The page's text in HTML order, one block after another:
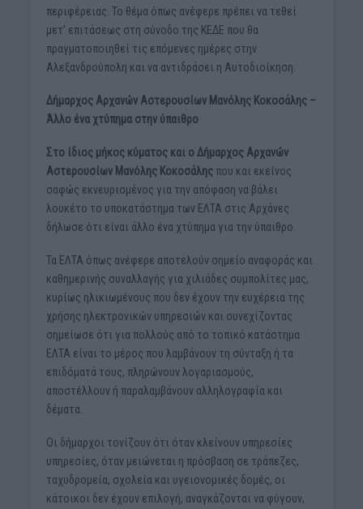
περιφέρειας. Το θέμα όπως ανέφερε πρέπει να τεθεί
μετ’ επιτάσεως στη σύνοδο της ΚΕΔΕ που θα
πραγματοποιηθεί τις επόμενες ημέρες στην
Αλεξανδρούπολη και να αντιδράσει η Αυτοδιοίκηση.
Δήμαρχος Αρχανών Αστερουσίων Μανόλης Κοκοσάλης –
Άλλο ένα χτύπημα στην ύπαιθρο
Στο ίδιος μήκος κύματος και ο Δήμαρχος Αρχανών
Αστερουσίων Μανόλης Κοκοσάλης που και εκείνος
σαφώς εκνευρισμένος για την απόφαση να βάλει
λουκέτο το υποκατάστημα των ΕΛΤΑ στις Αρχάνες
δήλωσε ότι είναι άλλο ένα χτύπημα για την ύπαιθρο.
Τα ΕΛΤΑ όπως ανέφερε αποτελούν σημείο αναφοράς και
καθημερινής συναλλαγής για χιλιάδες συμπολίτες μας,
κυρίως ηλικιωμένους που δεν έχουν την ευχέρεια της
χρήσης ηλεκτρονικών υπηρεσιών και συνεχίζοντας
σημείωσε ότι για πολλούς από το τοπικό κατάστημα
ΕΛΤΑ είναι το μέρος που λαμβάνουν τη σύνταξη ή τα
επιδόματά τους, πληρώνουν λογαριασμούς,
αποστέλλουν ή παραλαμβάνουν αλληλογραφία και
δέματα.
Οι δήμαρχοι τονίζουν ότι όταν κλείνουν υπηρεσίες
υπηρεσίες, όταν μειώνεται η πρόσβαση σε τράπεζες,
ταχυδρομεία, σχολεία και υγειονομικές δομές, οι
κάτοικοι δεν έχουν επιλογή, αναγκάζονται να φύγουν,